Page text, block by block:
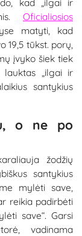
kad „ilgai ir
Oficialiosios
matyti, kad
19,5 tūkst. porų,
įvyko šiek tiek
„ilgai ir
santykius
o ne po
žodžių
santykius
mylėti save,
reikia padirbėti
save“. Garsi
vadinama